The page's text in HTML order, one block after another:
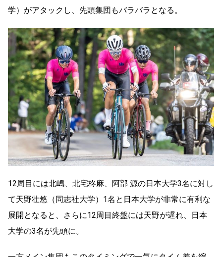
学）がアタックし、先頭集団もバラバラとなる。
12周目には北嶋、北宅柊麻、阿部 源の日本大学3名に対し
て天野壮悠（同志社大学）1名と日本大学が非常に有利な
展開となると、さらに12周目終盤には天野が遅れ、日本
大学の3名が先頭に。